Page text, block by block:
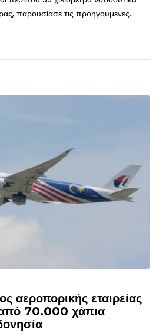
παρουσίασε τις προηγούμενες...
αεροπορικής εταιρείας
70.000 χάπια